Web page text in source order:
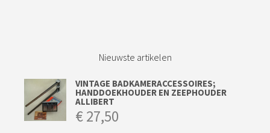
Nieuwste artikelen
VINTAGE BADKAMERACCESSOIRES;
HANDDOEKHOUDER EN ZEEPHOUDER
ALLIBERT
€27,50